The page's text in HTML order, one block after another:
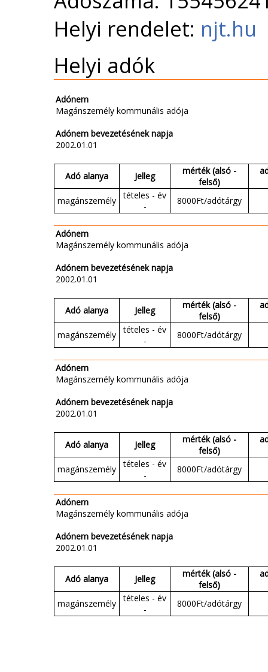
Helyi rendelet: njt.hu
Helyi adók
Adónem
Magánszemély kommunális adója
Adónem bevezetésének napja
2002.01.01
Adó alanya Jelleg
mérték (alsó -
felső)
magánszemély
tételes - év
-
8000Ft/adótárgy
Adónem
Magánszemély kommunális adója
Adónem bevezetésének napja
2002.01.01
Adó alanya Jelleg
mérték (alsó -
felső)
magánszemély
tételes - év
-
8000Ft/adótárgy
Adónem
Magánszemély kommunális adója
Adónem bevezetésének napja
2002.01.01
Adó alanya Jelleg
mérték (alsó -
felső)
magánszemély
tételes - év
-
8000Ft/adótárgy
Adónem
Magánszemély kommunális adója
Adónem bevezetésének napja
2002.01.01
Adó alanya Jelleg
mérték (alsó -
felső)
magánszemély
tételes - év
-
8000Ft/adótárgy